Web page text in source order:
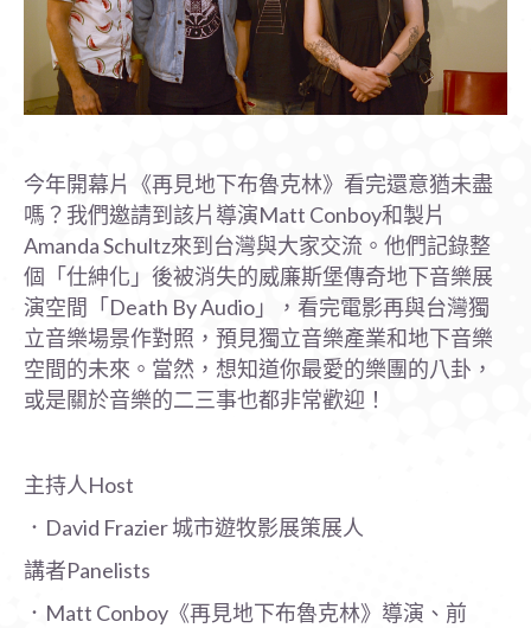
今年開幕片《再見地下布魯克林》看完還意猶未盡
嗎？我們邀請到該片導演Matt Conboy和製片
Amanda Schultz來到台灣與大家交流。他們記錄整
個「仕紳化」後被消失的威廉斯堡傳奇地下音樂展
演空間「Death By Audio」，看完電影再與台灣獨
立音樂場景作對照，預見獨立音樂產業和地下音樂
空間的未來。當然，想知道你最愛的樂團的八卦，
或是關於音樂的二三事也都非常歡迎！
主持人Host
．David Frazier 城市遊牧影展策展人
講者Panelists
．Matt Conboy《再見地下布魯克林》導演、前